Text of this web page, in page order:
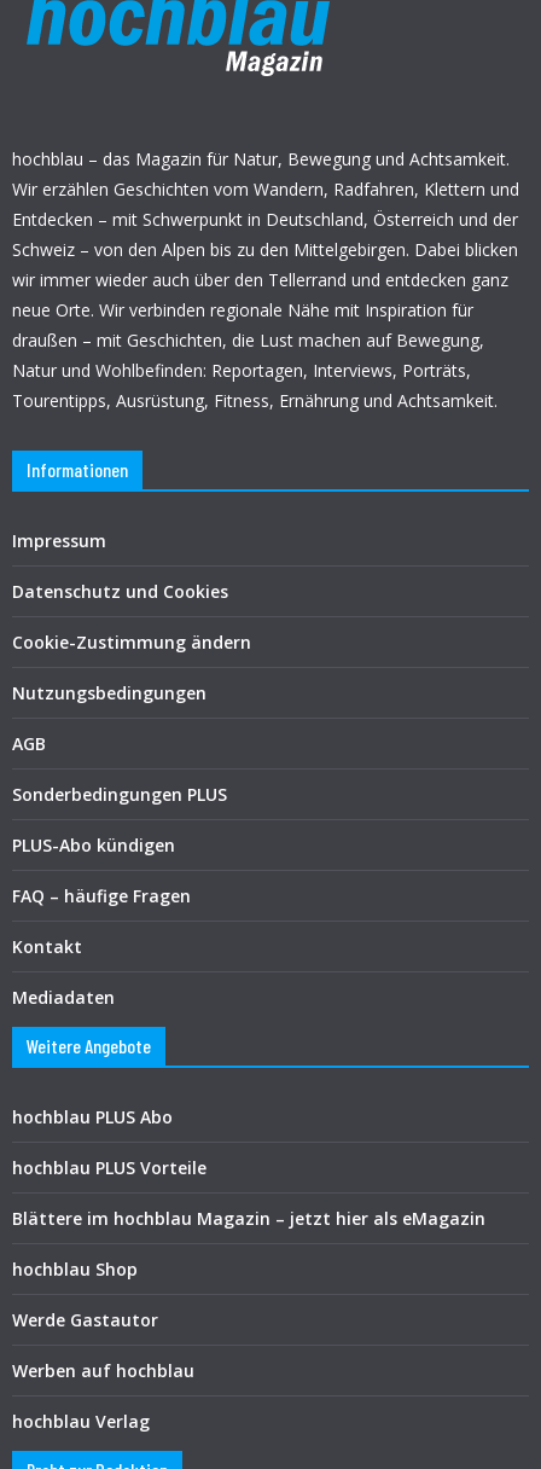
hochblau – das Magazin für Natur, Bewegung und Achtsamkeit.
Wir erzählen Geschichten vom Wandern, Radfahren, Klettern und
Entdecken – mit Schwerpunkt in Deutschland, Österreich und der
Schweiz – von den Alpen bis zu den Mittelgebirgen. Dabei blicken
wir immer wieder auch über den Tellerrand und entdecken ganz
neue Orte. Wir verbinden regionale Nähe mit Inspiration für
draußen – mit Geschichten, die Lust machen auf Bewegung,
Natur und Wohlbefinden: Reportagen, Interviews, Porträts,
Tourentipps, Ausrüstung, Fitness, Ernährung und Achtsamkeit.
Informationen
Impressum
Datenschutz und Cookies
Cookie-Zustimmung ändern
Nutzungsbedingungen
AGB
Sonderbedingungen PLUS
PLUS-Abo kündigen
FAQ – häufige Fragen
Kontakt
Mediadaten
Weitere Angebote
hochblau PLUS Abo
hochblau PLUS Vorteile
Blättere im hochblau Magazin – jetzt hier als eMagazin
hochblau Shop
Werde Gastautor
Werben auf hochblau
hochblau Verlag